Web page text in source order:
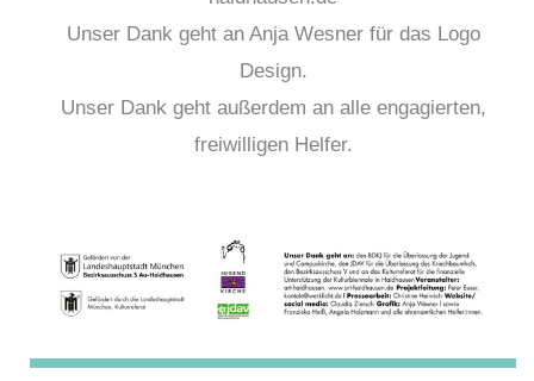
Unser Dank geht an Anja Wesner für das Logo
Design.
Unser Dank geht außerdem an alle engagierten,
freiwilligen Helfer.